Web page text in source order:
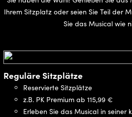
Ihrem Sitzplatz oder seien Sie Teil der
Sie das Musical wie
Reguläre Sitzplätze
Reservierte Sitzplätze
z.B. PK Premium ab 115,99 €
Erleben Sie das Musical in seiner